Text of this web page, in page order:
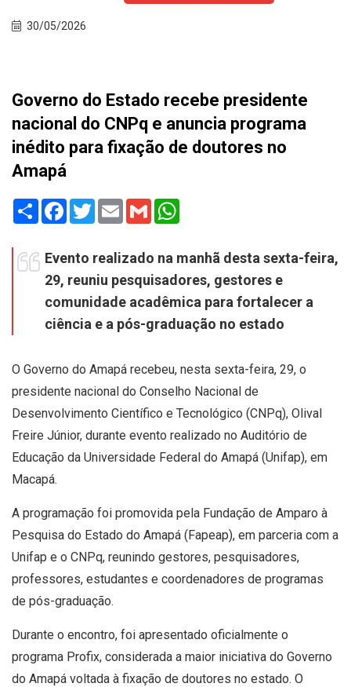
30/05/2026
Governo do Estado recebe presidente
nacional do CNPq e anuncia programa
inédito para fixação de doutores no
Amapá
Share Facebook
TwitterEmail Gmail
Evento realizado na manhã desta sexta-feira,
29, reuniu pesquisadores, gestores e
comunidade acadêmica para fortalecer a
ciência e a pós-graduação no estado
O Governo do Amapá recebeu, nesta sexta-feira, 29, o
presidente nacional do Conselho Nacional de
Desenvolvimento Científico e Tecnológico (CNPq), Olival
Freire Júnior, durante evento realizado no Auditório de
Educação da Universidade Federal do Amapá (Unifap), em
Macapá.
A programação foi promovida pela Fundação de Amparo à
Pesquisa do Estado do Amapá (Fapeap), em parceria com a
Unifap e o CNPq, reunindo gestores, pesquisadores,
professores, estudantes e coordenadores de programas
de pós-graduação.
Durante o encontro, foi apresentado oficialmente o
programa Profix, considerada a maior iniciativa do Governo
do Amapá voltada à fixação de doutores no estado. O